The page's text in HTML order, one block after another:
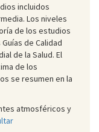
incluidos
Los niveles
de los estudios
de Calidad
de la Salud. El
de los
se resumen en la
atmosféricos y